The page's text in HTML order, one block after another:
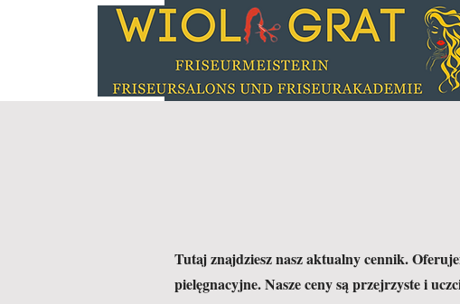
Tutaj znajdziesz nasz aktualny cennik.
pielęgnacyjne. Nasze ceny są przejrzyste i